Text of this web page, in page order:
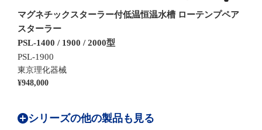
マグネチックスターラー付低温恒温水槽 ローテンプペア
スターラー
PSL-1400 / 1900 / 2000型
PSL-1900
東京理化器械
¥948,000
シリーズの他の製品も見る